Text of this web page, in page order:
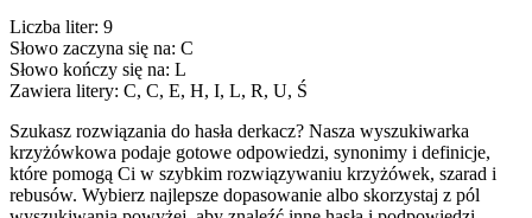
Liczba liter: 9
Słowo zaczyna się na: C
Słowo kończy się na: L
Zawiera litery: C, C, E, H, I, L, R, U, Ś
Szukasz rozwiązania do hasła derkacz? Nasza wyszukiwarka
krzyżówkowa podaje gotowe odpowiedzi, synonimy i definicje,
które pomogą Ci w szybkim rozwiązywaniu krzyżówek, szarad i
rebusów. Wybierz najlepsze dopasowanie albo skorzystaj z pól